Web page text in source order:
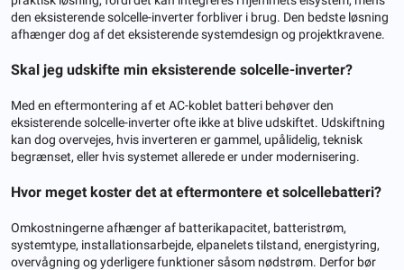
den eksisterende solcelle-inverter forbliver i brug. Den bedste løsning
afhænger dog af det eksisterende systemdesign og projektkravene.
Skal jeg udskifte min eksisterende solcelle-inverter?
Med en eftermontering af et AC-koblet batteri behøver den
eksisterende solcelle-inverter ofte ikke at blive udskiftet. Udskiftning
kan dog overvejes, hvis inverteren er gammel, upålidelig, teknisk
begrænset, eller hvis systemet allerede er under modernisering.
Hvor meget koster det at eftermontere et solcellebatteri?
Omkostningerne afhænger af batterikapacitet, batteristrøm,
systemtype, installationsarbejde, elpanelets tilstand, energistyring,
overvågning og yderligere funktioner såsom nødstrøm. Derfor bør